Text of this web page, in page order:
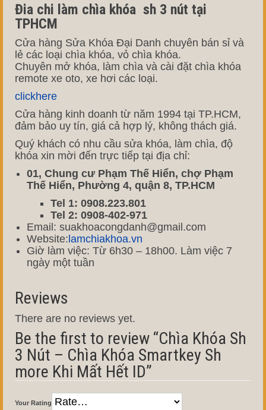
Đia chi làm chìa khóa sh 3 nút tại
TPHCM
Cửa hàng Sửa Khóa Đại Danh chuyên bán sỉ và
lẻ các loại chìa khóa, vỏ chìa khóa.
Chuyên mở khóa, làm chìa và cài đặt chìa khóa
remote xe oto, xe hơi các loại.
clickhere
Cửa hàng kinh doanh từ năm 1994 tại TP.HCM,
đảm bảo uy tín, giá cả hợp lý, không thách giá.
Quý khách có nhu cầu sửa khóa, làm chìa, độ
khóa xin mời đến trực tiếp tại địa chỉ:
01, Chung cư Phạm Thế Hiển, chợ Phạm
Thế Hiển, Phường 4, quận 8, TP.HCM
Tel 1: 0908.223.801
Tel 2: 0908-402-971
Email: suakhoacongdanh@gmail.com
Website: lamchiakhoa.vn
Giờ làm việc: Từ 6h30 – 18h00. Làm việc 7
ngày một tuần
Reviews
There are no reviews yet.
Be the first to review “Chìa Khóa Sh
3 Nút – Chìa Khóa Smartkey Sh
more Khi Mất Hết ID”
Your Rating